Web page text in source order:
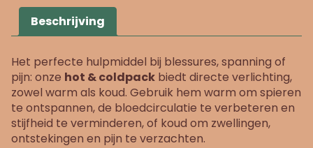
Beschrijving
Het perfecte hulpmiddel bij blessures, spanning of
pijn: onze hot & coldpack biedt directe verlichting,
zowel warm als koud. Gebruik hem warm om spieren
te ontspannen, de bloedcirculatie te verbeteren en
stijfheid te verminderen, of koud om zwellingen,
ontstekingen en pijn te verzachten.